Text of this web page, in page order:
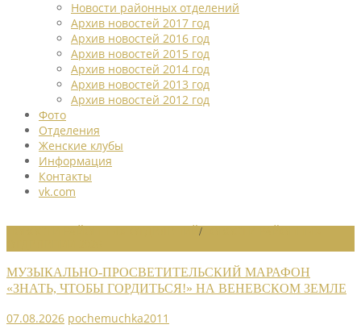
Новости районных отделений
Архив новостей 2017 год
Архив новостей 2016 год
Архив новостей 2015 год
Архив новостей 2014 год
Архив новостей 2013 год
Архив новостей 2012 год
Фото
Отделения
Женские клубы
Информация
Контакты
vk.com
/
МУЗЫКАЛЬНО-ПРОСВЕТИТЕЛЬСКИЙ МАРАФОН
«ЗНАТЬ, ЧТОБЫ ГОРДИТЬСЯ!» НА ВЕНЕВСКОМ ЗЕМЛЕ
07.08.2026 pochemuchka2011